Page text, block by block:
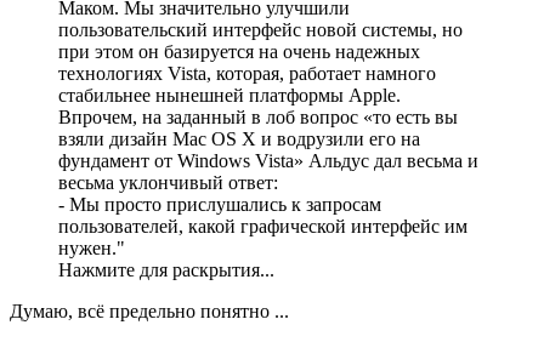
Маком. Мы значительно улучшили
пользовательский интерфейс новой системы, но
при этом он базируется на очень надежных
технологиях Vista, которая, работает намного
стабильнее нынешней платформы Apple.
Впрочем, на заданный в лоб вопрос «то есть вы
взяли дизайн Mac OS X и водрузили его на
фундамент от Windows Vista» Альдус дал весьма и
весьма уклончивый ответ:
- Мы просто прислушались к запросам
пользователей, какой графической интерфейс им
нужен."
Нажмите для раскрытия...
Думаю, всё предельно понятно ...